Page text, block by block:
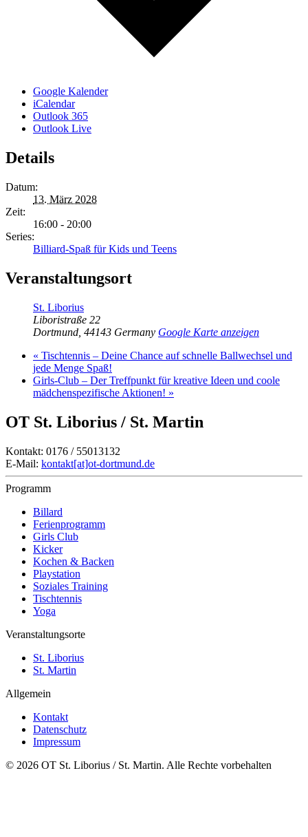
Google Kalender
iCalendar
Outlook 365
Outlook Live
Details
Datum:
13. März 2028
Zeit:
16:00 - 20:00
Series:
Billiard-Spaß für Kids und Teens
Veranstaltungsort
St. Liborius
Liboristraße 22
Dortmund 44143 Germany Google Karte anzeigen
« Tischtennis – Deine Chance auf schnelle Ballwechsel und
jede Menge Spaß!
Girls-Club – Der Treffpunkt für kreative Ideen und coole
mädchenspezifische Aktionen! »
OT St. Liborius / St. Martin
Kontakt: 0176 / 55013132
E-Mail: kontakt[at]ot-dortmund.de
Programm
Billard
Ferienprogramm
Girls Club
Kicker
Kochen & Backen
Playstation
Soziales Training
Tischtennis
Yoga
Veranstaltungsorte
St. Liborius
St. Martin
Allgemein
Kontakt
Datenschutz
Impressum
© 2026 OT St. Liborius / St. Martin. Alle Rechte vorbehalten